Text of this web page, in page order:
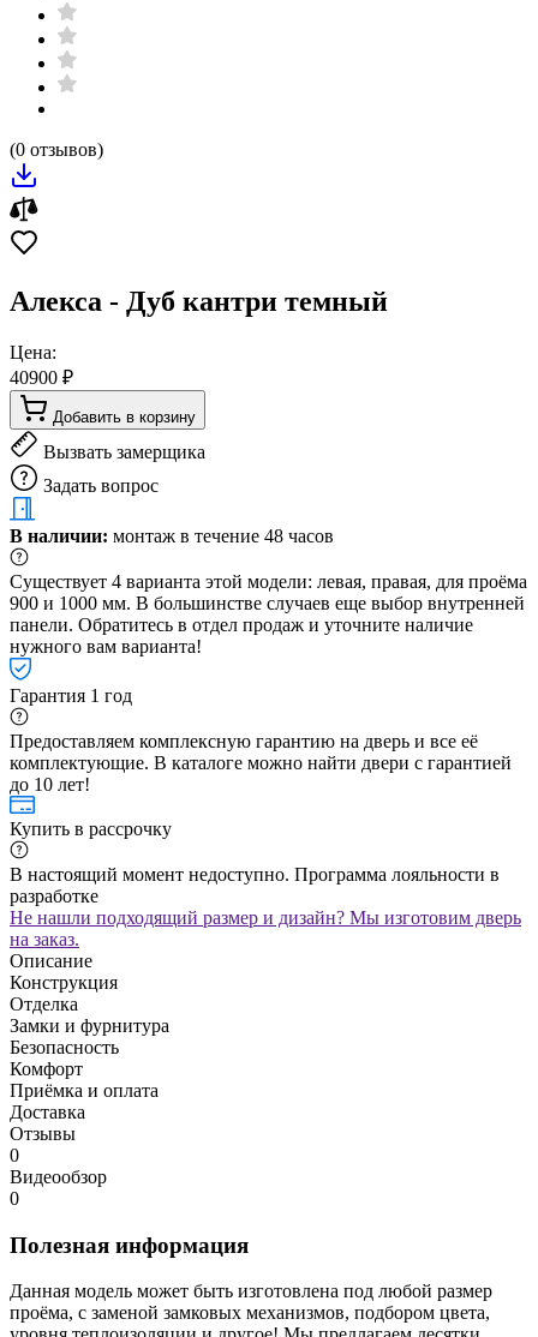
(0 отзывов)
Алекса - Дуб кантри темный
Цена:
40900 ₽
Добавить в корзину
Вызвать замерщика
Задать вопрос
В наличии: монтаж в течение 48 часов
Существует 4 варианта этой модели: левая, правая, для проёма
900 и 1000 мм. В большинстве случаев еще выбор внутренней
панели. Обратитесь в отдел продаж и уточните наличие
нужного вам варианта!
Гарантия 1 год
Предоставляем комплексную гарантию на дверь и все её
комплектующие. В каталоге можно найти двери с гарантией
до 10 лет!
Купить в рассрочку
В настоящий момент недоступно. Программа лояльности в
разработке
Не нашли подходящий размер и дизайн? Мы изготовим дверь
на заказ.
Описание
Конструкция
Отделка
Замки и фурнитура
Безопасность
Комфорт
Приёмка и оплата
Доставка
Отзывы
0
Видеообзор
0
Полезная информация
Данная модель может быть изготовлена под любой размер
проёма, с заменой замковых механизмов, подбором цвета,